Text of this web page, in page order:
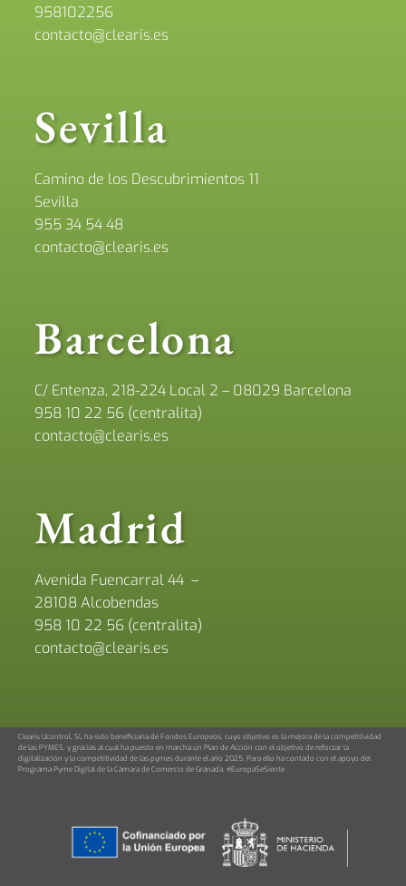
958102256
contacto@clearis.es
Sevilla
Camino de los Descubrimientos 11
Sevilla
955 34 54 48
contacto@clearis.es
Barcelona
C/ Entenza, 218-224 Local 2 – 08029 Barcelona
958 10 22 56 (centralita)
contacto@clearis.es
Madrid
Avenida Fuencarral 44 –
28108 Alcobendas
958 10 22 56 (centralita)
contacto@clearis.es
Clearis Ucontrol, SL ha sido beneficiaria de Fondos Europeos, cuyo objetivo es la mejora de la competitividad
de las PYMES, y gracias al cual ha puesto en marcha un Plan de Acción con el objetivo de reforzar la
digitalización y la competitividad de las pymes durante el año 2025. Para ello ha contado con el apoyo del
Programa Pyme Digital de la Cámara de Comercio de Granada. #EuropaSeSiente